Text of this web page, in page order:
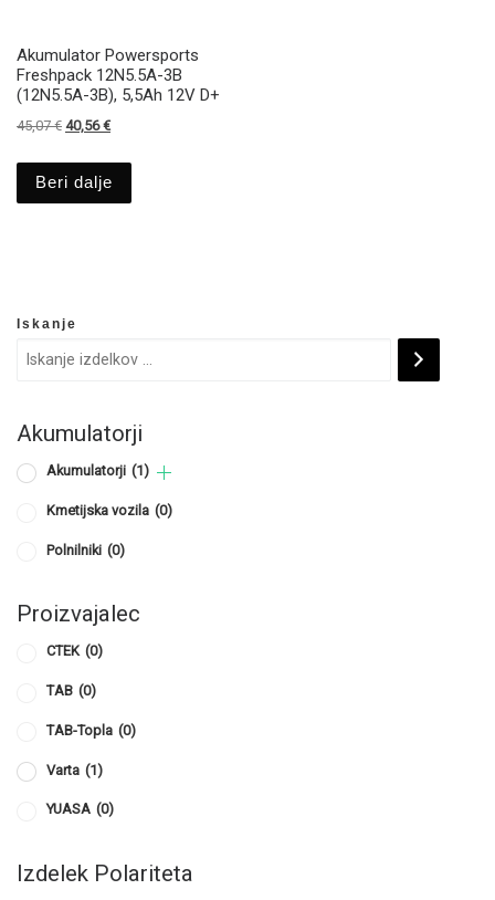
Akumulator Powersports
Freshpack 12N5.5A-3B
(12N5.5A-3B), 5,5Ah 12V D+
45,07€ Izvirna cena je bila: 45,07 €.
40,56€Trenutna cena je: 40,56 €.
Beri dalje
Iskanje
Akumulatorji
Akumulatorji (1)
Kmetijska vozila (0)
Polnilniki (0)
Proizvajalec
CTEK (0)
TAB (0)
TAB-Topla (0)
Varta (1)
YUASA (0)
Izdelek Polariteta